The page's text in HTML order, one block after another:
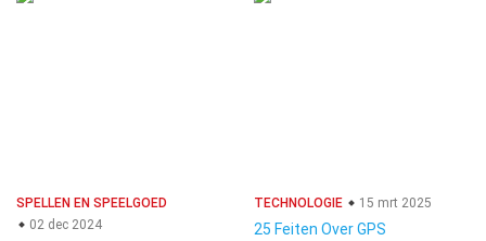
SPELLEN EN SPEELGOED
02 dec 2024
TECHNOLOGIE 15 mrt 2025
25 Feiten Over GPS